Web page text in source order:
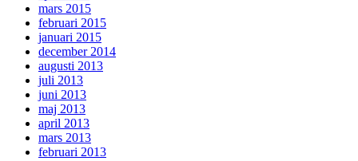
mars 2015
februari 2015
januari 2015
december 2014
augusti 2013
juli 2013
juni 2013
maj 2013
april 2013
mars 2013
februari 2013